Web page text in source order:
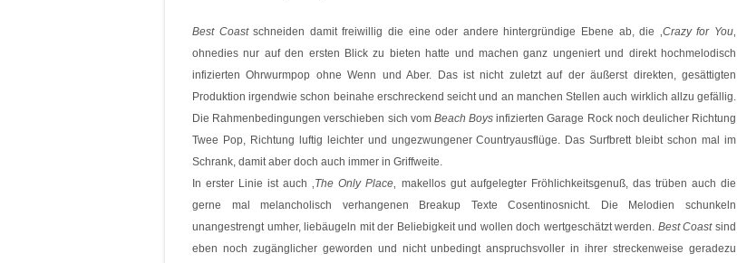
Best Coastschneiden damit freiwillig die eine oder andere hintergründige Ebene ab, die ‚Crazy for You‚
ohnedies nur auf den ersten Blick zu bieten hatte und machen ganz ungeniert und direkt hochmelodisch
infizierten Ohrwurmpop ohne Wenn und Aber. Das ist nicht zuletzt auf der äußerst direkten, gesättigten
Produktion irgendwie schon beinahe erschreckend seicht und an manchen Stellen auch wirklich allzu gefällig.
Die Rahmenbedingungen verschieben sich vom Beach Boys infizierten Garage Rock noch deulicher Richtung
Twee Pop, Richtung luftig leichter und ungezwungener Countryausflüge. Das Surfbrett bleibt schon mal im
Schrank, damit aber doch auch immer in Griffweite.
In erster Linie ist auch ‚The Only Place‚ makellos gut aufgelegter Fröhlichkeitsgenuß, das trüben auch die
gerne mal melancholisch verhangenen Breakup Texte Cosentinosnicht. Die Melodien schunkeln
unangestrengt umher, liebäugeln mit der Beliebigkeit und wollen doch wertgeschätzt werden. Best Coastsind
eben noch zugänglicher geworden und nicht unbedingt anspruchsvoller in ihrer streckenweise geradezu